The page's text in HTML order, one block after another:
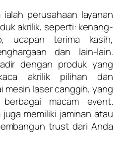
ialah perusahaan layanan
akrilik, seperti: kenang-
ucapan terima kasih,
dan lain-lain.
dengan produk yang
akrilik pilihan dan
mesin laser canggih, yang
macam event.
juga memiliki jaminan atau
trust dari Anda